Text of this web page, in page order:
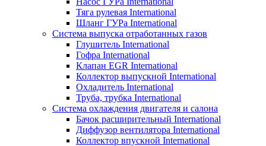
Тяга рулевая International
Шланг ГУРа International
Система выпуска отработанных газов
Глушитель International
Гофра International
Клапан EGR International
Коллектор выпускной International
Охладитель International
Труба, трубка International
Система охлаждения двигателя и салона
Бачок расширительный International
Диффузор вентилятора International
Коллектор впускной International